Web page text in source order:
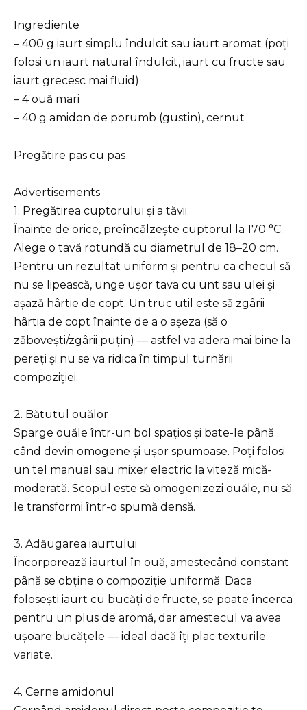
Ingrediente
– 400 g iaurt simplu îndulcit sau iaurt aromat (poți
folosi un iaurt natural îndulcit, iaurt cu fructe sau
iaurt grecesc mai fluid)
– 4 ouă mari
– 40 g amidon de porumb (gustin), cernut
Pregătire pas cu pas
Advertisements
1. Pregătirea cuptorului și a tăvii
Înainte de orice, preîncălzește cuptorul la 170 °C.
Alege o tavă rotundă cu diametrul de 18–20 cm.
Pentru un rezultat uniform și pentru ca checul să
nu se lipească, unge ușor tava cu unt sau ulei și
așază hârtie de copt. Un truc util este să zgârii
hârtia de copt înainte de a o așeza (să o
zăbovești/zgârii puțin) — astfel va adera mai bine la
pereți și nu se va ridica în timpul turnării
compoziției.
2. Bătutul ouălor
Sparge ouăle într-un bol spațios și bate-le până
când devin omogene și ușor spumoase. Poți folosi
un tel manual sau mixer electric la viteză mică-
moderată. Scopul este să omogenizezi ouăle, nu să
le transformi într-o spumă densă.
3. Adăugarea iaurtului
Încorporează iaurtul în ouă, amestecând constant
până se obține o compoziție uniformă. Daca
folosești iaurt cu bucăți de fructe, se poate încerca
pentru un plus de aromă, dar amestecul va avea
ușoare bucățele — ideal dacă îți plac texturile
variate.
4. Cerne amidonul